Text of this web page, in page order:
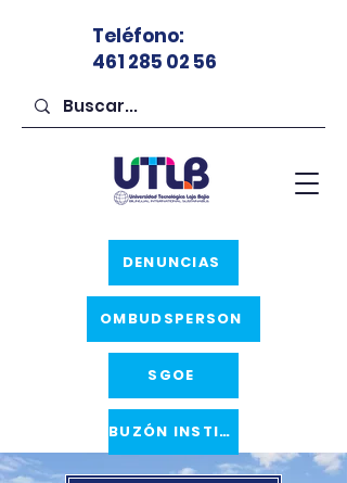
Teléfono:
461 285 02 56
OMBUDSPERSON
SGOE
BUZÓN INSTITUCIONAL
DENUNCIAS